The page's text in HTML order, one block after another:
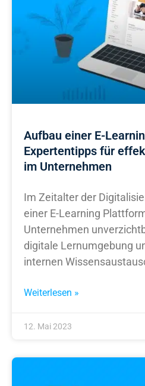
Aufbau einer E-
Expertentipps für
im Unternehmen
Im Zeitalter der
einer E-Learning
Unternehmen
digitale Lernumgebung
internen
Weiterlesen »
12. Mai 2023